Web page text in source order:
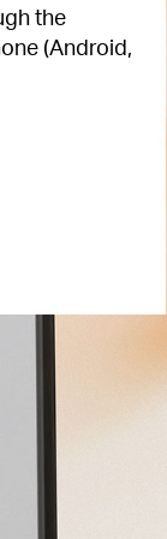
the
(Android,